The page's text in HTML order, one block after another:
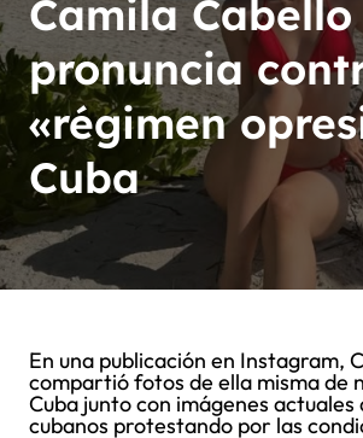
Camila Cabello
pronuncia
«régimen
Cuba
En una publicación en Instagram, Camila
compartió fotos de ella misma de
Cuba junto con imágenes actuales
cubanos protestando por las